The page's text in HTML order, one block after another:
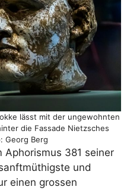
lässt mit der ungewohnten
die Fassade Nietzsches
Georg Berg
381 seiner
und
einen grossen